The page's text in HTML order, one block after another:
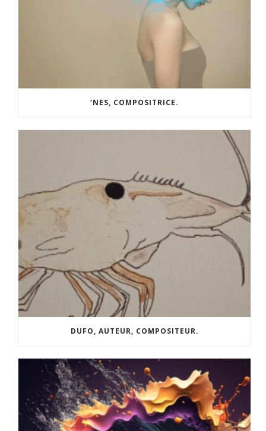
‘NES, COMPOSITRICE.
DUFO, AUTEUR, COMPOSITEUR.